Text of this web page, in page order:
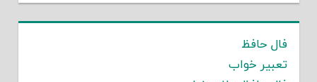
فال حافظ
تعبیر خواب